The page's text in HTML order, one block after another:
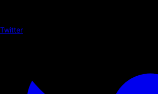
Twitter